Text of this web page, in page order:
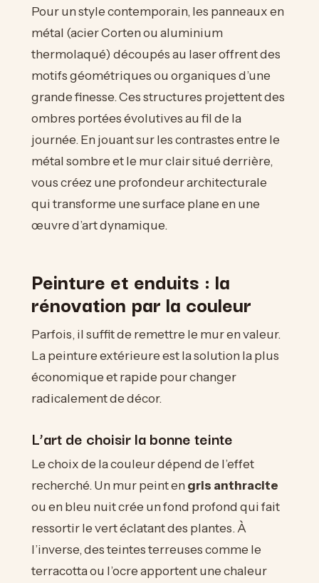
Pour un style contemporain, les panneaux en
métal (acier Corten ou aluminium
thermolaqué) découpés au laser offrent des
motifs géométriques ou organiques d’une
grande finesse. Ces structures projettent des
ombres portées évolutives au fil de la
journée. En jouant sur les contrastes entre le
métal sombre et le mur clair situé derrière,
vous créez une profondeur architecturale
qui transforme une surface plane en une
œuvre d’art dynamique.
Peinture et enduits : la
rénovation par la couleur
Parfois, il suffit de remettre le mur en valeur.
La peinture extérieure est la solution la plus
économique et rapide pour changer
radicalement de décor.
L’art de choisir la bonne teinte
Le choix de la couleur dépend de l’effet
recherché. Un mur peint en gris anthracite
ou en bleu nuit crée un fond profond qui fait
ressortir le vert éclatant des plantes. À
l’inverse, des teintes terreuses comme le
terracotta ou l’ocre apportent une chaleur